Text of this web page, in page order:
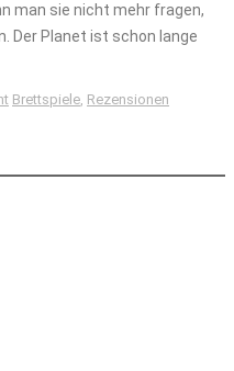
man sie nicht mehr fragen,
Der Planet ist schon lange
Brettspiele, Rezensionen